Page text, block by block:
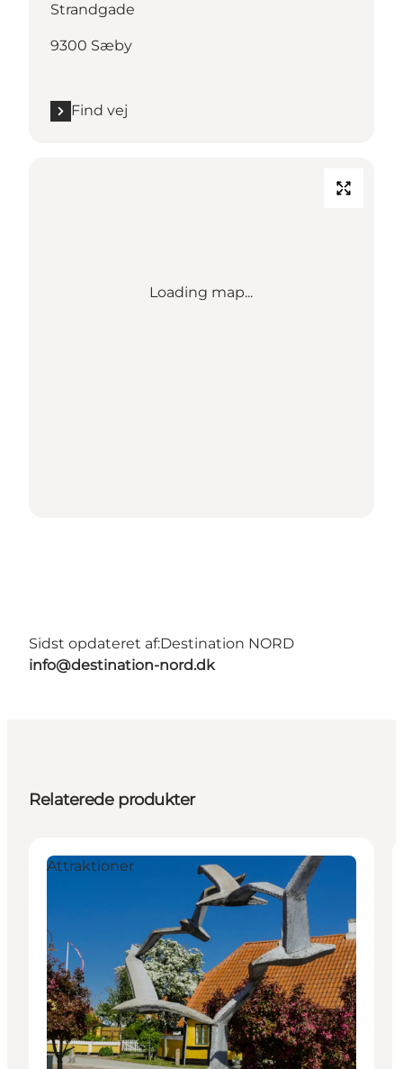
Strandgade
9300 Sæby
Find vej
Loading map...
Sidst opdateret af:Destination NORD
info@destination-nord.dk
Relaterede produkter
Attraktioner